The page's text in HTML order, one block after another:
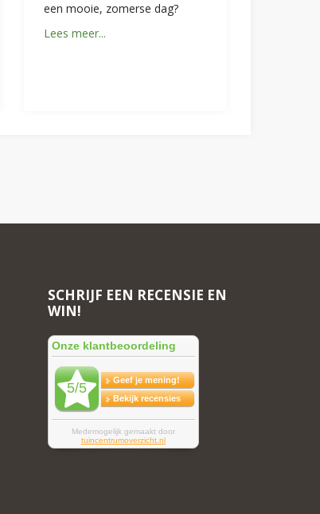
een mooie, zomerse dag?
Lees meer...
SCHRIJF EEN RECENSIE EN
WIN!